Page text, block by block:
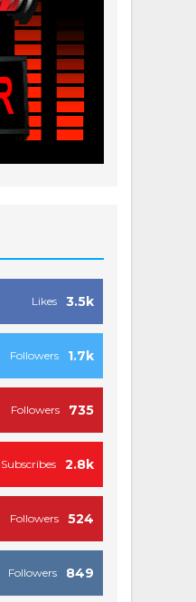
3.5k
Likes
1.7k
Followers
735
Followers
2.8k
Subscribes
524
Followers
849
Followers